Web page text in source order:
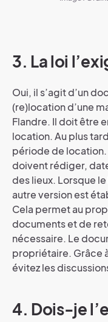
3. La loi
Oui, il s’agit d’un
(re)location d’une
Flandre. Il doit être
location. Au plus
période de
doivent rédiger,
des lieux. Lorsque
autre version est
Cela permet au
documents et de
nécessaire. Le
propriétaire. Grâce
évitez les
4. Dois-je